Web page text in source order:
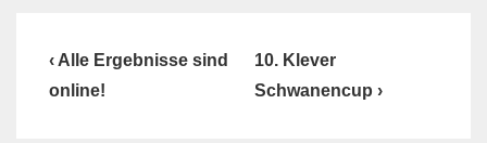
Beitragsnavigation
Previous
Post
‹ Alle Ergebnisse sind
online!
Next
Post
10. Klever
Schwanencup ›